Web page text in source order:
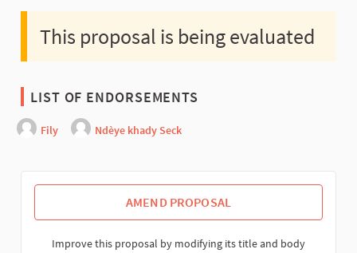
This proposal is being evaluated
LIST OF ENDORSEMENTS
Fily Ndèye khady Seck
AMEND PROPOSAL
Improve this proposal by modifying its title and body